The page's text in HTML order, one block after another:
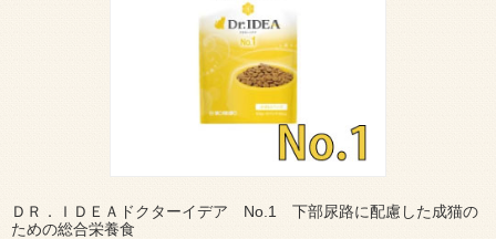
ＤＲ．ＩＤＥＡドクターイデア No.1 下部尿路に配慮した成猫の
ための総合栄養食